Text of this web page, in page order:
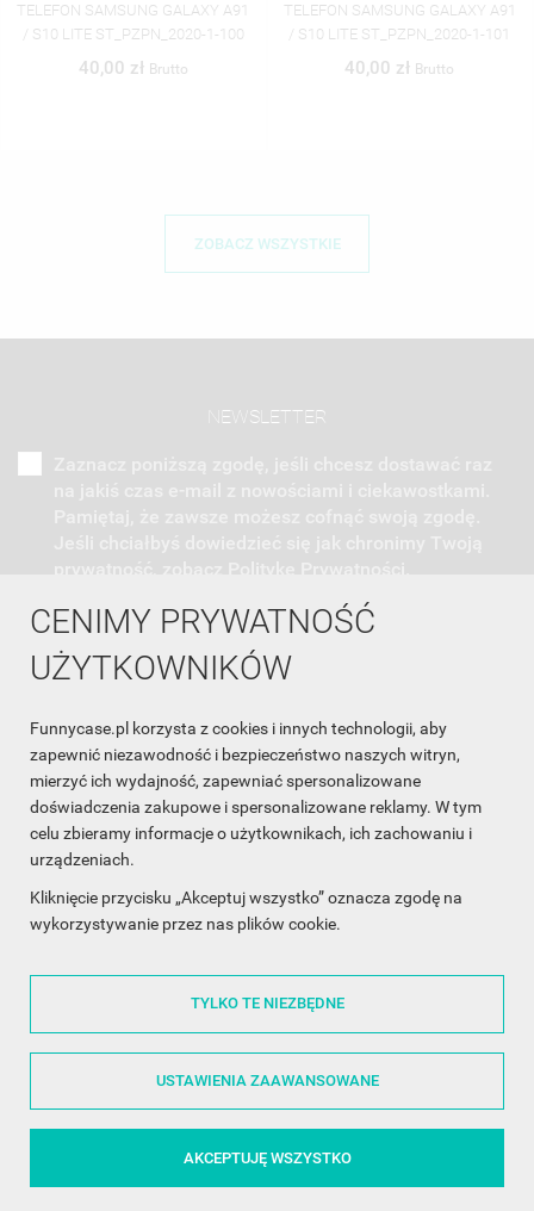
CENIMY PRYWATNOŚĆ
UŻYTKOWNIKÓW
Funnycase.pl korzysta z cookies i innych technologii, aby
zapewnić niezawodność i bezpieczeństwo naszych witryn,
mierzyć ich wydajność, zapewniać spersonalizowane
doświadczenia zakupowe i spersonalizowane reklamy. W tym
celu zbieramy informacje o użytkownikach, ich zachowaniu i
urządzeniach.
Kliknięcie przycisku „Akceptuj wszystko” oznacza zgodę na
wykorzystywanie przez nas plików cookie.
TYLKO TE NIEZBĘDNE
USTAWIENIA ZAAWANSOWANE
AKCEPTUJĘ WSZYSTKO
TELEFON SAMSUNG GALAXY A91
/ S10 LITE ST_PZPN_2020-1-101
40,00 zł Brutto
TELEFON SAMSUNG GALAXY A91
/ S10 LITE ST_PZPN_2020-1-102
40,00 zł Brutto
ZOBACZ WSZYSTKIE
NEWSLETTER
INFORMACJA O SKLEPIE
INFORMACJE
OBSŁUGA KLIENTA
WSPÓŁPRACA
ŚLEDŹ NAS NA FACEBOOKU
Made with❤in Poland